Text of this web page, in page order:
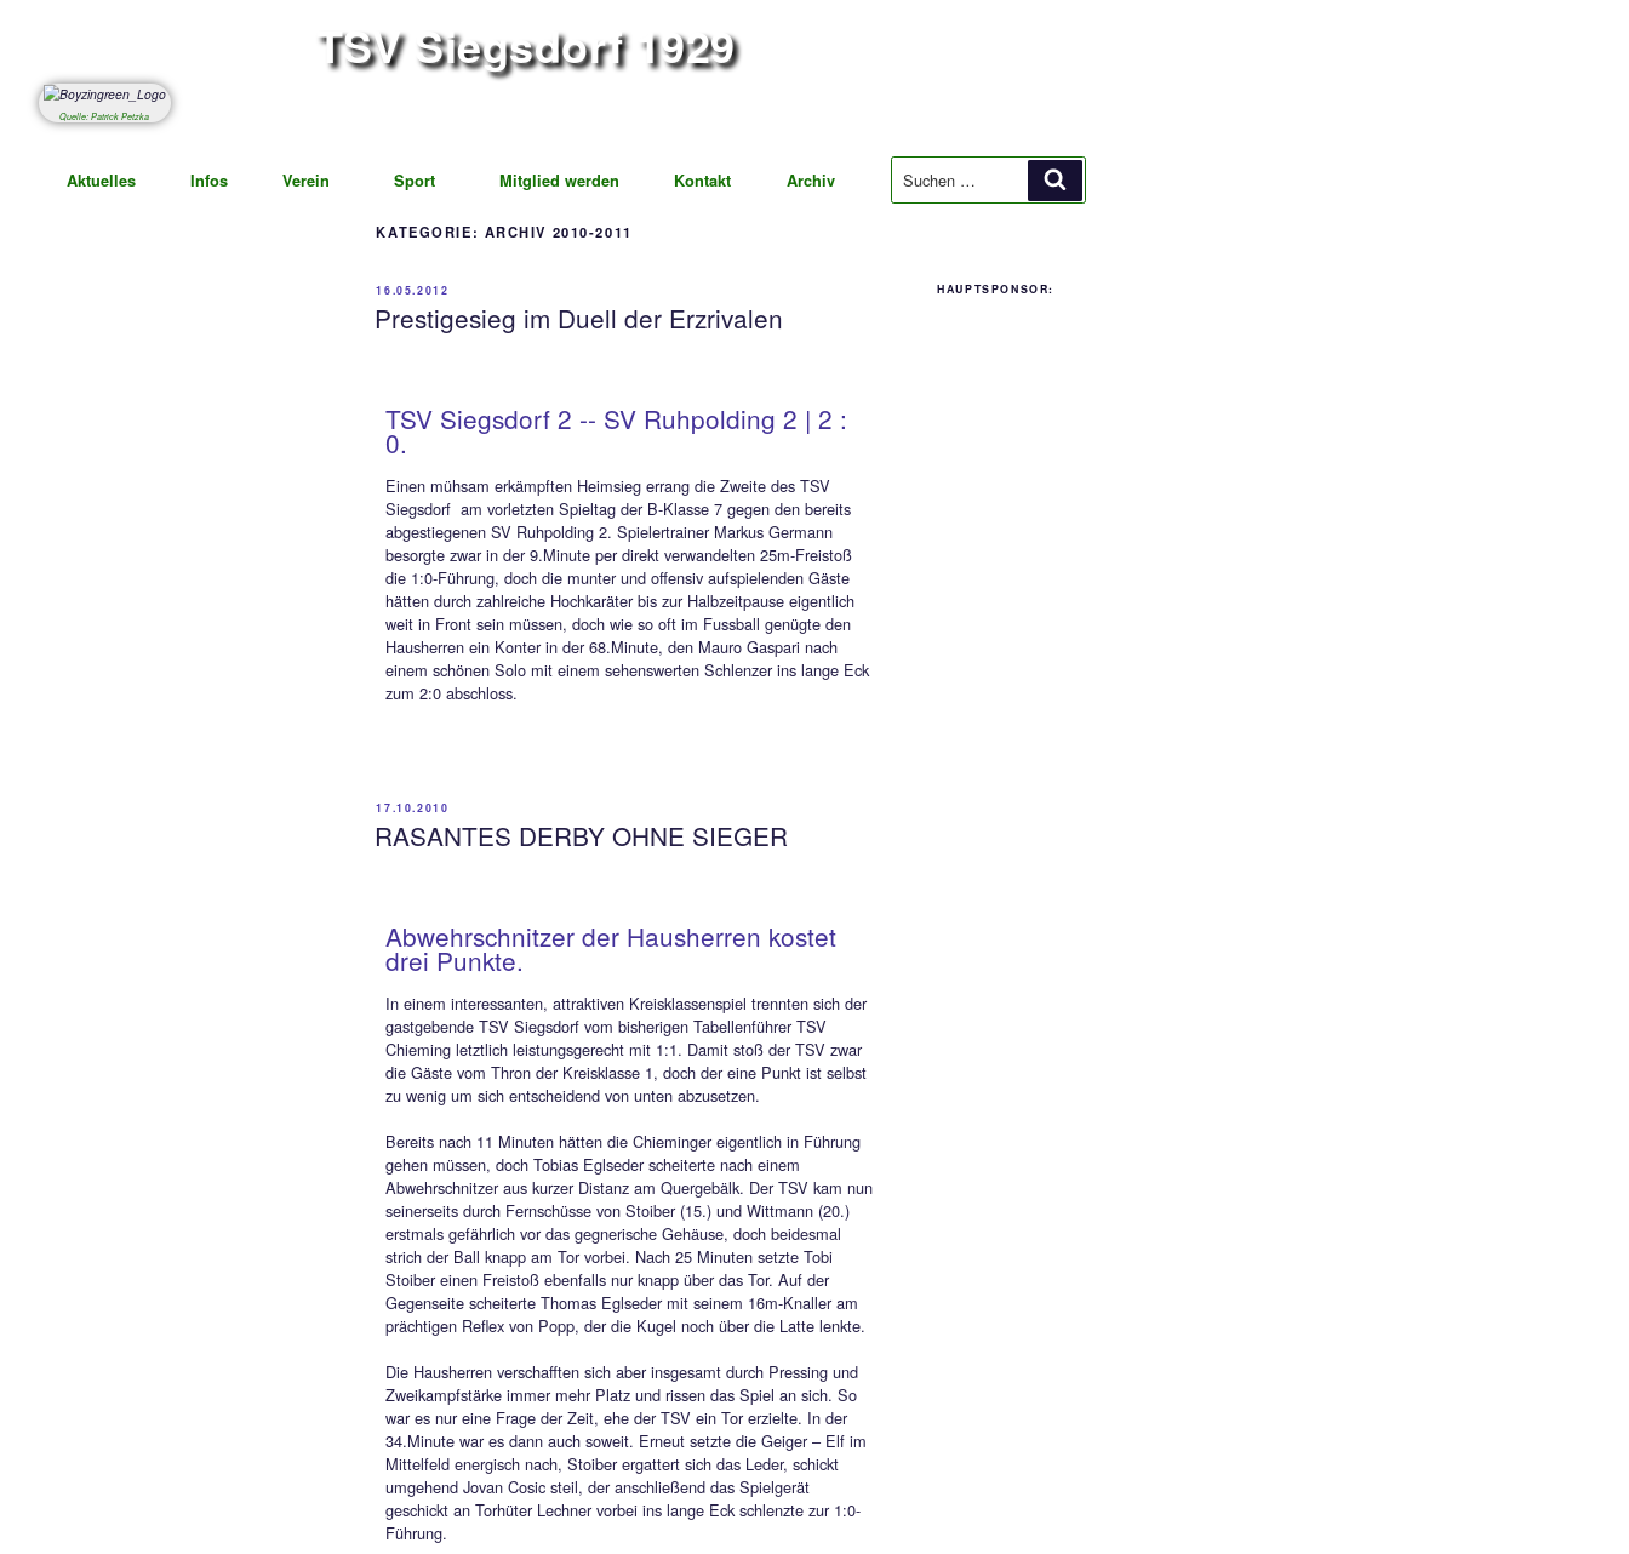
TSV Siegsdorf 1929
Verein Sport Mitglied werden
TSV Siegsdorf 2 -- SV Ruhpolding 2 | 2 :
0.
Einen mühsam erkämpften Heimsieg errang die Zweite des TSV
Siegsdorf am vorletzten Spieltag der B-Klasse 7 gegen den bereits
abgestiegenen SV Ruhpolding 2. Spielertrainer Markus Germann
besorgte zwar in der 9.Minute per direkt verwandelten 25m-Freistoß
einem schönen Solo mit einem sehenswerten Schlenzer ins lange Eck
17.10.2010
RASANTES DERBY OHNE SIEGER
Abwehrschnitzer der Hausherren kostet
drei Punkte.
In einem interessanten, attraktiven Kreisklassenspiel trennten sich der
gastgebende TSV Siegsdorf vom bisherigen Tabellenführer TSV
Chieming letztlich leistungsgerecht mit 1:1. Damit stoß der TSV zwar
die Gäste vom Thron der Kreisklasse 1, doch der eine Punkt ist selbst
zu wenig um sich entscheidend von unten abzusetzen.
Bereits nach 11 Minuten hätten die Chieminger eigentlich in Führung
gehen müssen, doch Tobias Eglseder scheiterte nach einem
Abwehrschnitzer aus kurzer Distanz am Quergebälk. Der TSV kam nun
seinerseits durch Fernschüsse von Stoiber (15.) und Wittmann (20.)